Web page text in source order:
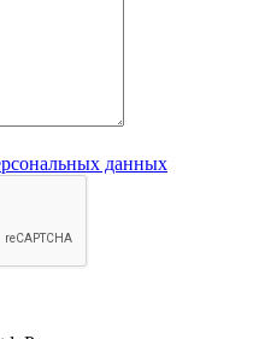
данных